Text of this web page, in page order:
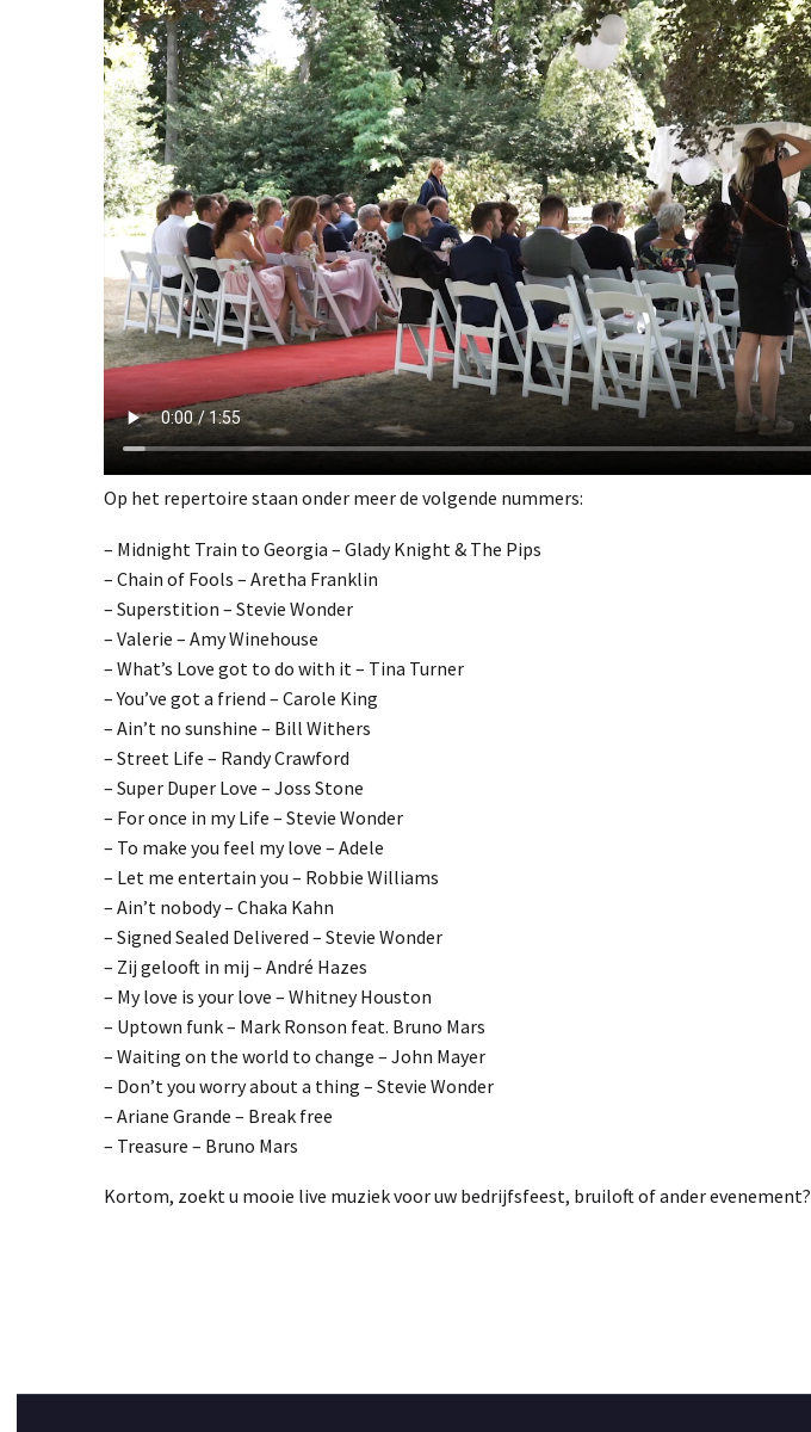
Op het repertoire staan onder meer de volgende nummers:
– Midnight Train to Georgia – Glady Knight & The Pips
– Chain of Fools – Aretha Franklin
– Superstition – Stevie Wonder
– Valerie – Amy Winehouse
– What’s Love got to do with it – Tina Turner
– You’ve got a friend – Carole King
– Ain’t no sunshine – Bill Withers
– Street Life – Randy Crawford
– Super Duper Love – Joss Stone
– For once in my Life – Stevie Wonder
– To make you feel my love – Adele
– Let me entertain you – Robbie Williams
– Ain’t nobody – Chaka Kahn
– Signed Sealed Delivered – Stevie Wonder
– Zij gelooft in mij – André Hazes
– My love is your love – Whitney Houston
– Uptown funk – Mark Ronson feat. Bruno Mars
– Waiting on the world to change – John Mayer
– Don’t you worry about a thing – Stevie Wonder
– Ariane Grande – Break free
– Treasure – Bruno Mars
Kortom, zoekt u mooie live muziek voor uw bedrijfsfeest, bruiloft of ander evenement?